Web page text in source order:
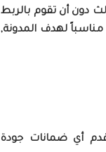
دون أن تقوم بالربط
مناسباً لهدف المدونة,
أقدم أي ضمانات جودة